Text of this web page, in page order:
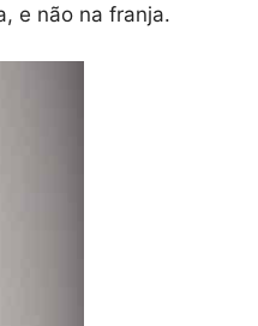
e não na franja.